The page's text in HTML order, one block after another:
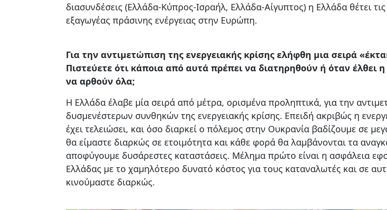
διασυνδέσεις (Ελλάδα-Κύπρος-Ισραήλ, Ελλάδα-Αίγυπτος) η Ελλάδα θέτει τις
εξαγωγέας πράσινης ενέργειας στην Ευρώπη.
Για την αντιμετώπιση της ενεργειακής κρίσης ελήφθη μια σειρά
Πιστεύετε ότι κάποια από αυτά πρέπει να διατηρηθούν ή όταν έλθει
να αρθούν όλα;
Η Ελλάδα έλαβε μία σειρά από μέτρα, ορισμένα προληπτικά, για την
δυσμενέστερων συνθηκών της ενεργειακής κρίσης. Επειδή ακριβώς η
έχει τελειώσει, και όσο διαρκεί ο πόλεμος στην Ουκρανία βαδίζουμε σε
θα είμαστε διαρκώς σε ετοιμότητα και κάθε φορά θα λαμβάνονται τα
αποφύγουμε δυσάρεστες καταστάσεις. Μέλημα πρώτο είναι η ασφάλεια
Ελλάδας με το χαμηλότερο δυνατό κόστος για τους καταναλωτές και σε
κινούμαστε διαρκώς.